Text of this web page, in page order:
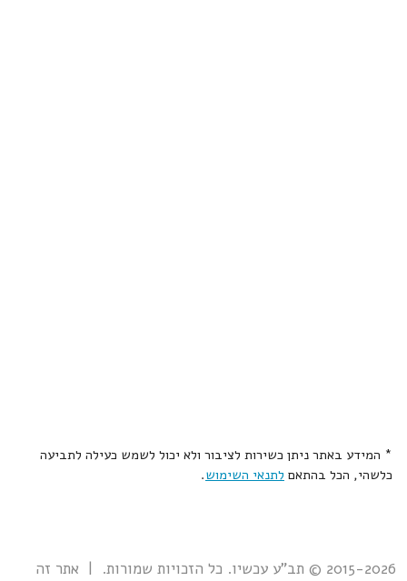
* המידע באתר ניתן כשירות לציבור ולא יכול לשמש כעילה לתביעה
כלשהי, הכל בהתאם לתנאי השימוש.
2015-2026 © תב"ע עכשיו. כל הזכויות שמורות. | אתר זה